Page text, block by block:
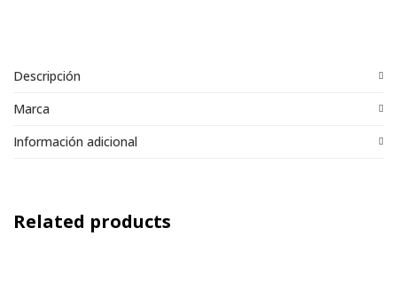
Descripción
Marca
Información adicional
Related products